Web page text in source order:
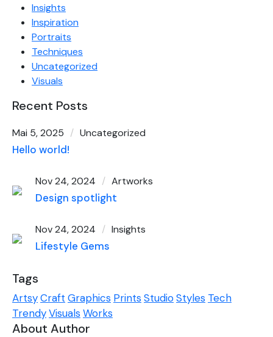
Insights
Inspiration
Portraits
Techniques
Uncategorized
Visuals
Recent Posts
Mai 5, 2025 Uncategorized
Hello world!
Nov 24, 2024 Artworks
Design spotlight
Nov 24, 2024 Insights
Lifestyle Gems
Tags
ArtsyCraft Graphics PrintsStudioStyles Tech
TrendyVisualsWorks
About Author